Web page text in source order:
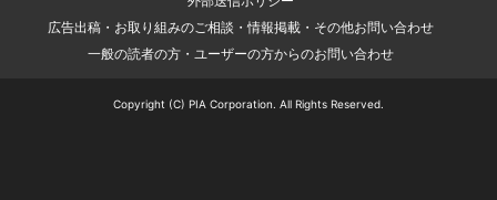
広告出稿・お取り組みのご相談・情報掲載・その他お問い合わせ
一般の読者の方・ユーザーの方からのお問い合わせ
Copyright (C) PIA Corporation. All Rights Reserved.